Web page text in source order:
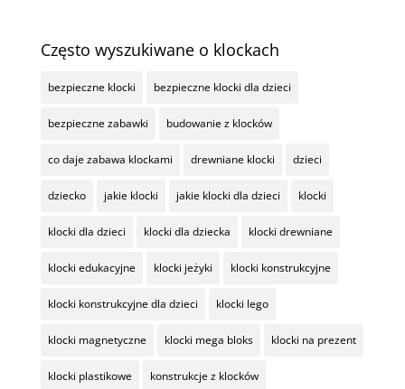
Często wyszukiwane o klockach
bezpieczne klocki bezpieczne klocki dla dzieci
bezpieczne zabawki budowanie z klocków
co daje zabawa klockami drewniane klocki dzieci
dziecko jakie klocki jakie klocki dla dzieci klocki
klocki dla dzieci klocki dla dziecka klocki drewniane
klocki edukacyjne klocki jeżyki klocki konstrukcyjne
klocki konstrukcyjne dla dzieci klocki lego
klocki magnetyczne klocki mega bloks klocki na prezent
klocki plastikowe konstrukcje z klocków